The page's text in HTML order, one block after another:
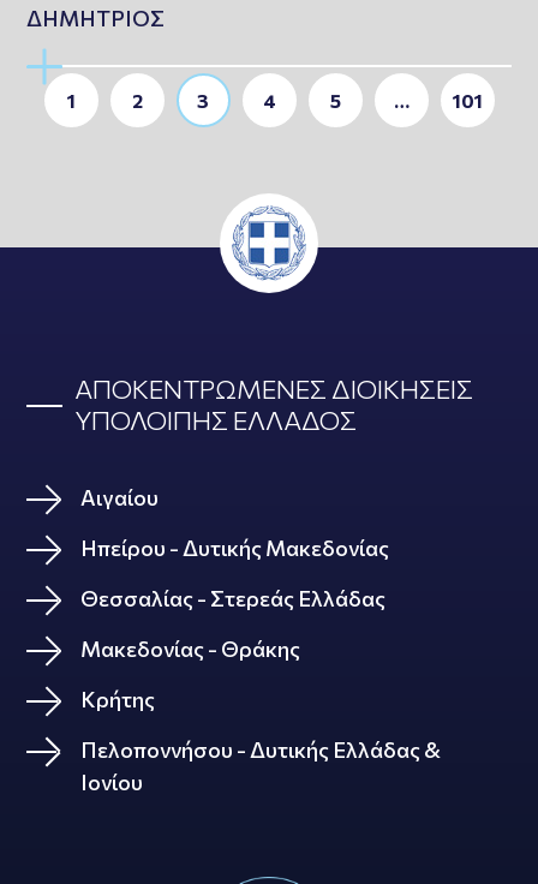
ΔΗΜΗΤΡΙΟΣ
1 2 3 4 5 … 101
ΑΠΟΚΕΝΤΡΩΜΕΝΕΣ ΔΙΟΙΚΗΣΕΙΣ
ΥΠΟΛΟΙΠΗΣ ΕΛΛΑΔΟΣ
Αιγαίου
Ηπείρου - Δυτικής Μακεδονίας
Θεσσαλίας - Στερεάς Ελλάδας
Μακεδονίας - Θράκης
Κρήτης
Πελοποννήσου - Δυτικής Ελλάδας &
Ιονίου